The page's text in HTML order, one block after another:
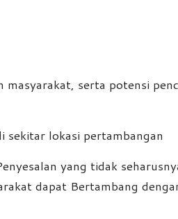
serta potensi
sekitar lokasi pertambangan
yang tidak
dapat Bertambang